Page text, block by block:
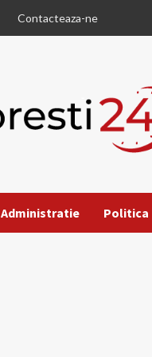
Contacteaza-ne
Administratie Politica